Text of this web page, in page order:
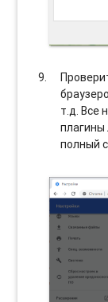
т.д. Все
плагины
полный